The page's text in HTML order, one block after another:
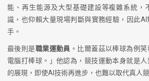
能、再生能源及大型基礎建設等複雜系統，
識，也仰賴大量現場判斷與實務經驗，因此
手。
最後則是職業運動員 。比爾蓋茲以棒球為例
電腦打棒球。」他認為，競技運動本身就是
的展現，即使AI技術再進步，也難以取代真人